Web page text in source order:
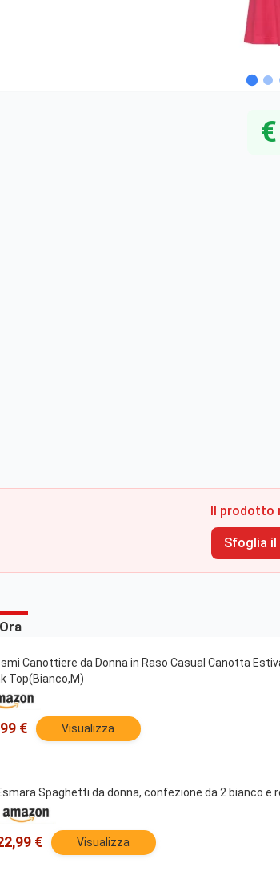
Il prodotto
Sfoglia il
Canottiere da Donna in Raso Casual Canotta
Top(Bianco,M)
€ Visualizza
Spaghetti da donna, confezione da 2 bianco e
€ Visualizza